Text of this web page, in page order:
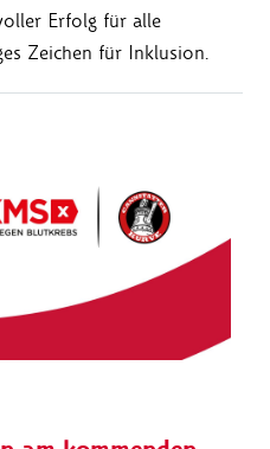
Erfolg für alle
Zeichen für Inklusion.